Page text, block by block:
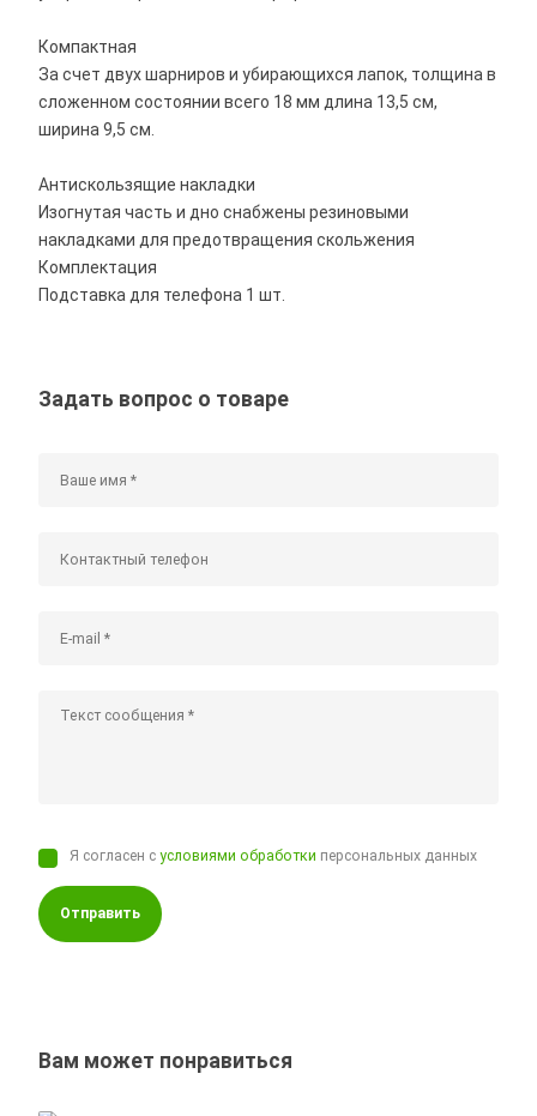
Компактная
За счет двух шарниров и убирающихся лапок, толщина в
сложенном состоянии всего 18 мм длина 13,5 см,
ширина 9,5 см.
Антискользящие накладки
Изогнутая часть и дно снабжены резиновыми
накладками для предотвращения скольжения
Комплектация
Подставка для телефона 1 шт.
Задать вопрос о товаре
Я согласен сусловиями обработки персональных данных
Отправить
Вам может понравиться